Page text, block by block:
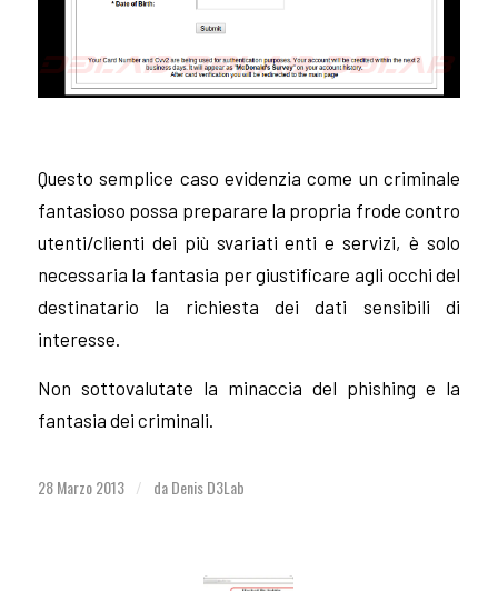
Questo semplice caso evidenzia come un criminale
fantasioso possa preparare la propria frode contro
utenti/clienti dei più svariati enti e servizi, è solo
necessaria la fantasia per giustificare agli occhi del
destinatario la richiesta dei dati sensibili di
interesse.
Non sottovalutate la minaccia del phishing e la
fantasia dei criminali.
28 Marzo 2013 / daDenis D3Lab